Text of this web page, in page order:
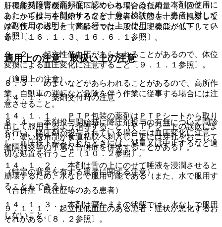
肝機能又は腎機能が低下している場合は低用量（１回２ｍ
ｇ）から投与を開始するなど、患者の状態を十分に観察しな
がら投与すること（高齢者では一般に生理機能が低下してい
る）〔１６．１．３、１６．６．１参照〕。
適用上の注意、取扱い上の注意
（適用上の注意）
１４．１． 薬剤交付時の注意
１４．１．１． ＰＴＰ包装の薬剤はＰＴＰシートから取り
出して服用するよう指導すること（ＰＴＰシートの誤飲によ
り、硬い鋭角部が食道粘膜へ刺入し、更には穿孔をおこして
縦隔洞炎等の重篤な合併症を併発することがある）。
１４．１．２． 本剤は舌の上にのせて唾液を浸潤させると
崩壊するため、水なしで服用可能である（また、水で服用す
ることもできる）。
１４．１．３． 本剤は寝たままの状態では、水なしで服用
しないこと。
して射精障害が高頻度に認められているため、本剤の使用に
あたっては、本剤のリスクを十分に検討の上、患者に対して
は副作用の説明を十分に行った上で使用すること〔１１．２
参照〕。
８．２． 起立性低血圧があらわれることがあるので、体位
変換による血圧変化に注意すること〔９．１．１参照〕。
８．３． めまいなどがあらわれることがあるので、高所作
業、自動車の運転など危険を伴う作業に従事する場合には注
意させること。
８．４． 本剤投与開始時に降圧剤投与の有無について問診
を行い、降圧剤が投与されている場合には血圧変化に注意
し、血圧低下がみられたときには、減量又は中止するなど適
切な処置を行うこと〔１０．２参照〕。
（特定の背景を有する患者に関する注意）
（合併症・既往歴等のある患者）
９．１．１． 起立性低血圧のある患者：症状が悪化するお
それがある〔８．２参照〕。